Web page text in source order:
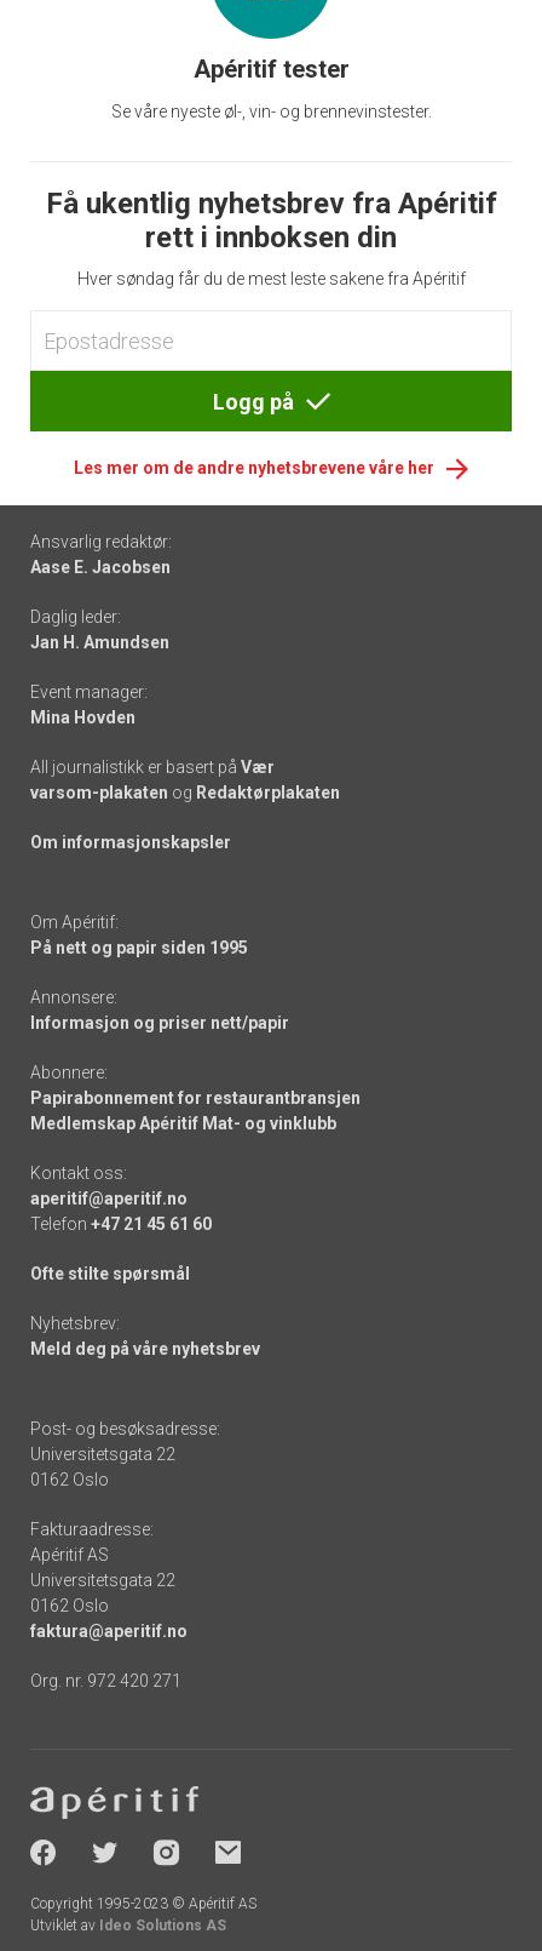
Apéritif tester
Se våre nyeste øl-, vin- og brennevinstester.
Få ukentlig nyhetsbrev fra Apéritif
rett i innboksen din
Hver søndag får du de mest leste sakene fra Apéritif
Logg på
Les mer om de andre nyhetsbrevene våre her
Footer
-
links
Ansvarlig redaktør:
Aase E. Jacobsen
Daglig leder:
Jan H. Amundsen
Event manager:
Mina Hovden
All journalistikk er basert på Vær
varsom-plakaten og Redaktørplakaten
Om informasjonskapsler
Om Apéritif:
På nett og papir siden 1995
Annonsere:
Informasjon og priser nett/papir
Abonnere:
Papirabonnement for restaurantbransjen
Medlemskap Apéritif Mat- og vinklubb
Kontakt oss:
aperitif@aperitif.no
Telefon +47 21 45 61 60
Ofte stilte spørsmål
Nyhetsbrev:
Meld deg på våre nyhetsbrev
Post- og besøksadresse:
Universitetsgata 22
0162 Oslo
Fakturaadresse:
Apéritif AS
Universitetsgata 22
0162 Oslo
faktura@aperitif.no
Org. nr. 972 420 271
-
socials
Copyright 1995-2023 © Apéritif AS
Utviklet av Ideo Solutions AS